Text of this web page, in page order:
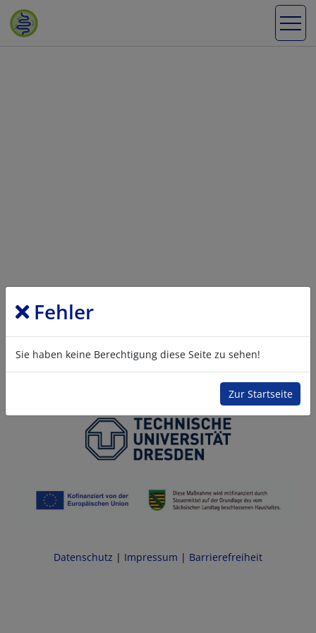
Fehler
Sie haben keine Berechtigung diese Seite zu sehen!
Zur Startseite
Datenschutz | Impressum | Barrierefreiheit